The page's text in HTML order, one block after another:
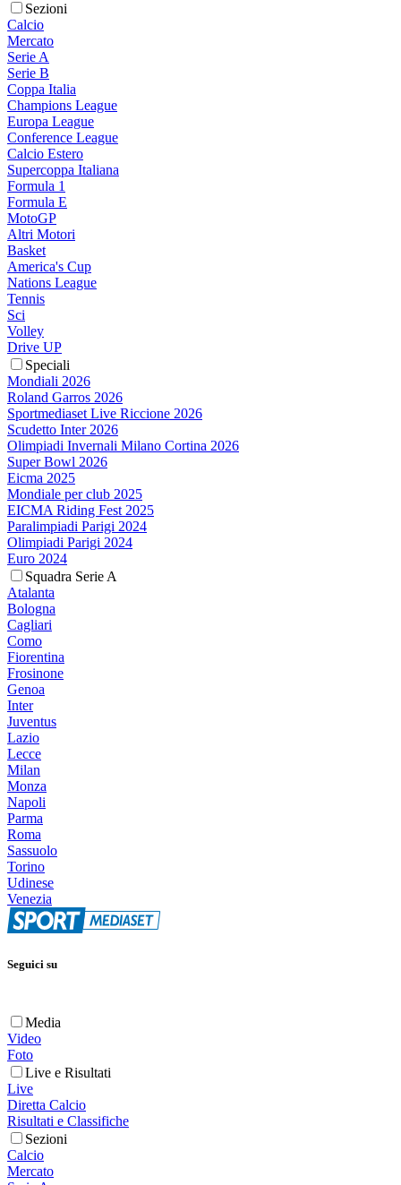
Sezioni
Calcio
Mercato
Serie A
Serie B
Coppa Italia
Champions League
Europa League
Conference League
Calcio Estero
Supercoppa Italiana
Formula 1
Formula E
MotoGP
Altri Motori
Basket
America's Cup
Nations League
Tennis
Sci
Volley
Drive UP
Speciali
Mondiali 2026
Roland Garros 2026
Sportmediaset Live Riccione 2026
Scudetto Inter 2026
Olimpiadi Invernali Milano Cortina 2026
Super Bowl 2026
Eicma 2025
Mondiale per club 2025
EICMA Riding Fest 2025
Paralimpiadi Parigi 2024
Olimpiadi Parigi 2024
Euro 2024
Squadra Serie A
Atalanta
Bologna
Cagliari
Como
Fiorentina
Frosinone
Genoa
Inter
Juventus
Lazio
Lecce
Milan
Monza
Napoli
Parma
Roma
Sassuolo
Torino
Udinese
Venezia
Seguici su
Media
Video
Foto
Live e Risultati
Live
Diretta Calcio
Risultati e Classifiche
Sezioni
Calcio
Mercato